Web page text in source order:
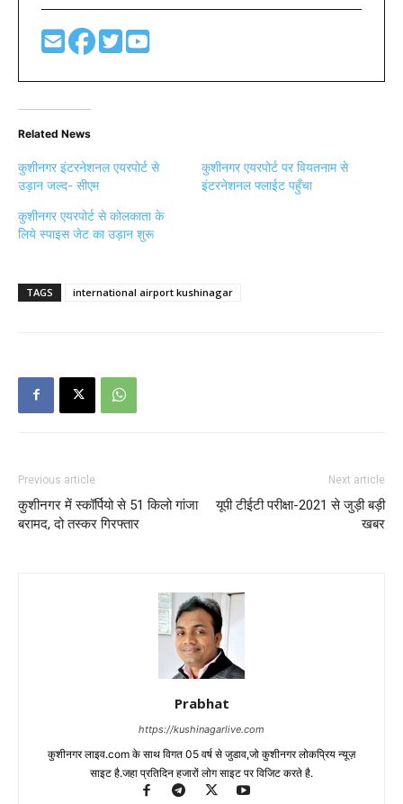
Related News
कुशीनगर इंटरनेशनल एयरपोर्ट से
उड़ान जल्द- सीएम
कुशीनगर एयरपोर्ट पर वियतनाम से
इंटरनेशनल फ्लाईट पहुँचा
कुशीनगर एयरपोर्ट से कोलकाता के
लिये स्पाइस जेट का उड़ान शुरू
TAGS international airport kushinagar
Previous article
कुशीनगर में स्कॉर्पियो से 51 किलो गांजा
बरामद, दो तस्कर गिरफ्तार
Next article
यूपी टीईटी परीक्षा-2021 से जुड़ी बड़ी
खबर
Prabhat
https://kushinagarlive.com
कुशीनगर लाइव.com के साथ विगत 05 वर्ष से जुडाव,जो कुशीनगर लोकप्रिय न्यूज़
साइट है.जहा प्रतिदिन हजारों लोग साइट पर विजिट करते है.